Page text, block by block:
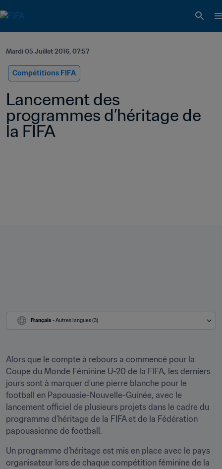
Mardi 05 Juillet 2016, 07:57
Compétitions FIFA
Lancement des
programmes d’héritage de
la FIFA
Français - Autres langues (3)
Alors que le compte à rebours a commencé pour la
Coupe du Monde Féminine U-20 de la FIFA, les derniers
jours sont à marquer d’une pierre blanche pour le
football en Papouasie-Nouvelle-Guinée, avec le
lancement officiel de plusieurs projets dans le cadre du
programme d’héritage de la FIFA et de la Fédération
papouasienne de football.
Un programme d’héritage est mis en place avec le pays
organisateur lors de chaque compétition féminine de la